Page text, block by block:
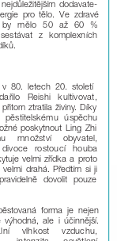
nejdůležitějším dodavate-
pro tělo. Ve
zdravé
by mělo 50 až 60
%
sestávat z
komplexních
v 80. letech 20.
století
Reishi
kultivovat,
přitom ztratila živiny. Díky
pěstitelskému
úspěchu
poskytnout Ling Zhi
množství
obyvatel,
divoce rostoucí
houba
velmi zřídka a proto
velmi drahá. Předtím si ji
pravidelně dovolit
pouze
forma je
nejen
výhodná, ale i účinnější.
vlhkost
vzduchu,